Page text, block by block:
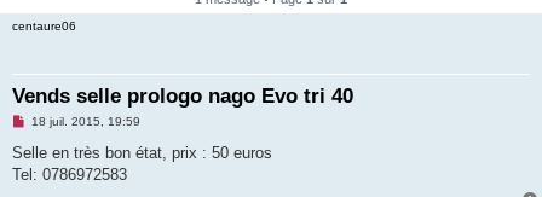
centaure06
Vends selle prologo nago Evo tri 40
M
s
a
18 juil. 2015, 19:59
Selle en très bon état, prix : 50 euros
Tel: 0786972583